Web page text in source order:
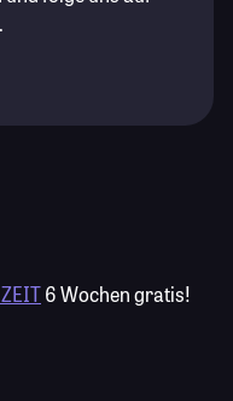
6 Wochen gratis!